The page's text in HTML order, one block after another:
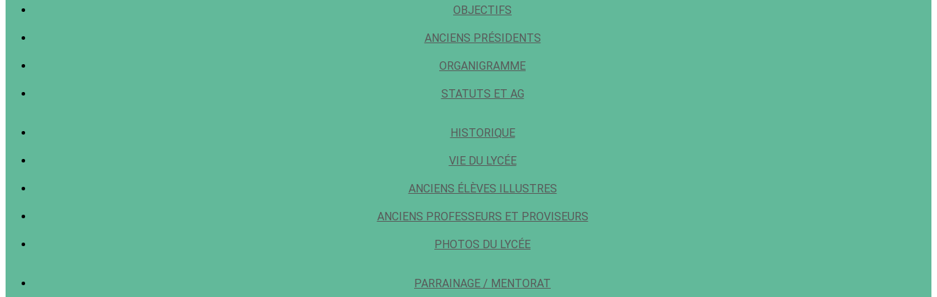
OBJECTIFS
ANCIENS PRÉSIDENTS
ORGANIGRAMME
STATUTS ET AG
HISTORIQUE
VIE DU LYCÉE
ANCIENS ÉLÈVES ILLUSTRES
ANCIENS PROFESSEURS ET PROVISEURS
PHOTOS DU LYCÉE
PARRAINAGE / MENTORAT